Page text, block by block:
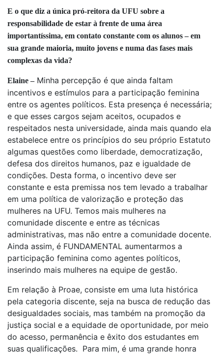
E o que diz a única pró-reitora da UFU sobre a
responsabilidade de estar à frente de uma área
importantíssima, em contato constante com os alunos – em
sua grande maioria, muito jovens e numa das fases mais
complexas da vida?
Elaine –Minha percepção é que ainda faltam
incentivos e estímulos para a participação feminina
entre os agentes políticos. Esta presença é necessária;
e que esses cargos sejam aceitos, ocupados e
respeitados nesta universidade, ainda mais quando ela
estabelece entre os princípios do seu próprio Estatuto
algumas questões como liberdade, democratização,
defesa dos direitos humanos, paz e igualdade de
condições. Desta forma, o incentivo deve ser
constante e esta premissa nos tem levado a trabalhar
em uma política de valorização e proteção das
mulheres na UFU. Temos mais mulheres na
comunidade discente e entre as técnicas
administrativas, mas não entre a comunidade docente.
Ainda assim, é FUNDAMENTAL aumentarmos a
participação feminina como agentes políticos,
inserindo mais mulheres na equipe de gestão.
Em relação à Proae, consiste em uma luta histórica
pela categoria discente, seja na busca de redução das
desigualdades sociais, mas também na promoção da
justiça social e a equidade de oportunidade, por meio
do acesso, permanência e êxito dos estudantes em
suas qualificações. Para mim, é uma grande honra